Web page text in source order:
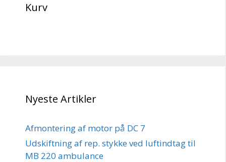
Kurv
Nyeste Artikler
Afmontering af motor på DC 7
Udskiftning af rep. stykke ved luftindtag til
MB 220 ambulance